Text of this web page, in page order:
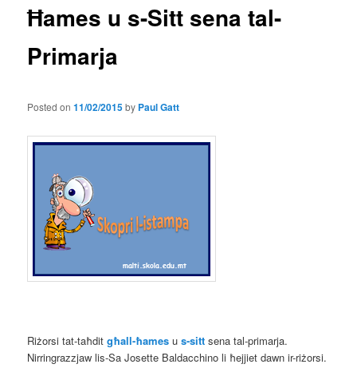
Ħames u s-Sitt sena tal-
Primarja
Posted on11/02/2015by Paul Gatt
Riżorsi tat-taħditgħall-ħames us-sitt sena tal-primarja.
Nirringrazzjaw lis-Sa Josette Baldacchino li ħejjiet dawn ir-riżorsi.